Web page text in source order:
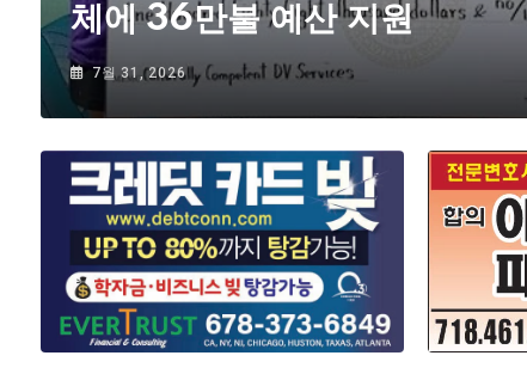
체에 36만불 예산 지원
7월 31, 2026